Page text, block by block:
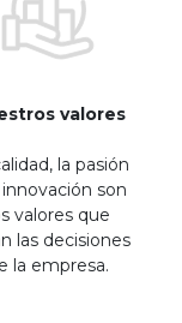
valores
la pasión
son
valores que
las decisiones
la empresa.